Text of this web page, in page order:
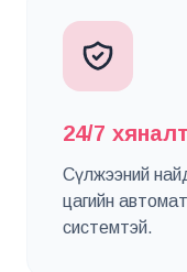
24/7 хяналт
Сүлжээний
цагийн
системтэй.